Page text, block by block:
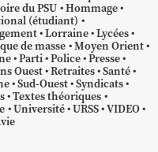
du PSU Hommage
(étudiant)
Lorraine Lycées
de masse Moyen Orient
Parti Police Presse
Ouest Retraites Santé
Sud-Ouest Syndicats
Textes théoriques
Université URSS VIDEO